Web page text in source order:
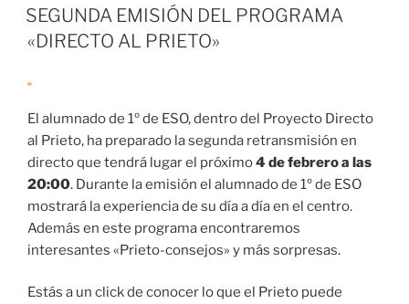
EL
SEGUNDA EMISIÓN DEL PROGRAMA
«DIRECTO AL PRIETO»
El alumnado de 1º de ESO, dentro del Proyecto Directo
al Prieto, ha preparado la segunda retransmisión en
directo que tendrá lugar el próximo4 de febrero a las
20:00. Durante la emisión el alumnado de 1º de ESO
mostrará la experiencia de su día a día en el centro.
Además en este programa encontraremos
interesantes «Prieto-consejos» y más sorpresas.
Estás a un click de conocer lo que el Prieto puede